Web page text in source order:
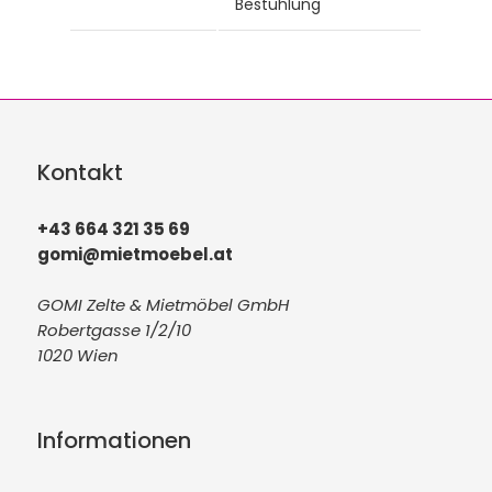
Kontakt
+43 664 321 35 69
gomi@mietmoebel.at
GOMI Zelte & Mietmöbel GmbH
Robertgasse 1/2/10
1020 Wien
Informationen